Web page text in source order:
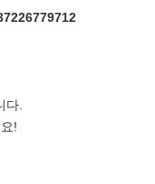
다.
!